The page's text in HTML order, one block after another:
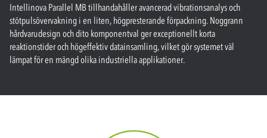
Intellinova Parallel MB tillhandahåller avancerad vibrationsanalys och
stötpulsövervakning i en liten, högpresterande förpackning. Noggrann
hårdvarudesign och dito komponentval ger exceptionellt korta
reaktionstider och högeffektiv datainsamling, vilket gör systemet väl
lämpat för en mängd olika industriella applikationer.